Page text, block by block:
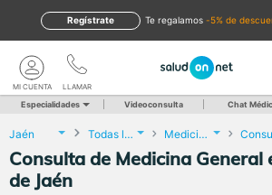
te regalamos -5% de
Regístrate
LLAMAR
MI CUENTA
Especialidades Videoconsulta Chat
Jaén Todas las localidades Medicina General
Consulta de Medicina General
de Jaén